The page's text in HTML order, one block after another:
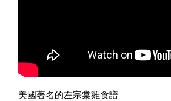
美國著名的左宗棠雞食譜